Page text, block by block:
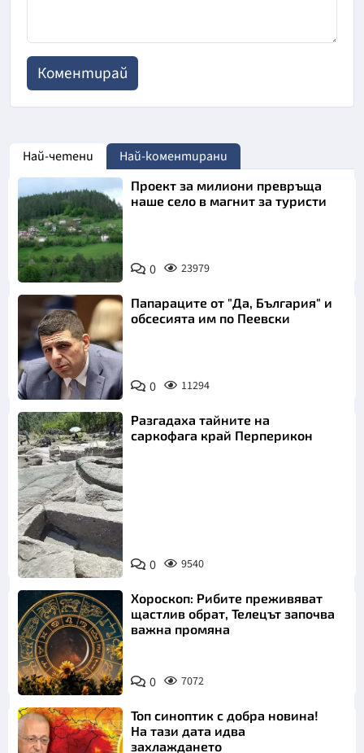
Най-четени Най-коментирани
Проект за милиони превръща
наше село в магнит за туристи
0 23979
Папараците от "Да, България" и
обсесията им по Пеевски
0 11294
Снимка:
Bulgaria ON
AIR
Разгадаха тайните на
саркофага край Перперикон
0 9540
Хороскоп: Рибите преживяват
щастлив обрат, Телецът започва
важна промяна
0 7072
Топ синоптик с добра новина!
На тази дата идва
захлаждането